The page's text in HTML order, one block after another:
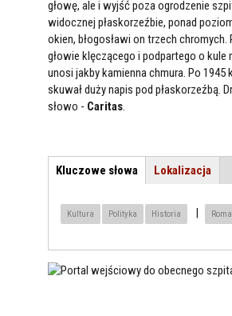
głowę, ale i wyjść poza ogrodzenie
widocznej płaskorzeźbie, ponad
okien, błogosławi on trzech
głowie klęczącego i podpartego o kule
unosi jakby kamienna chmura. Po
skuwał duży napis pod płaskorzeźbą.
słowo - Caritas
TEMAT /
Kluczowe słowa (aktywna
karta)
Lokalizacja
Kultura Polityka Historia |
PORTAL WEJŚCIOWY DO
NAMYSŁOWIE